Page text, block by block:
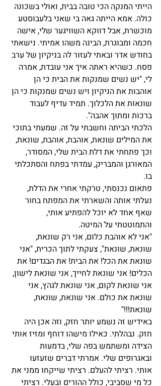
הייתי המנקה הכי טובה בבית, ואולי בשכונה
כולה. אמא הייתה גאה בי שאני בלעבוסטע
מוכשרת, אבל דווקא השוויגער שלי, אישה
חכמה ומבוגרת, הבינה משהו אמיתי. נישאתי
בחודש אדר ובאתי לעזור לה בניקיון של ערב
פסח. כשהיא ראתה איך אני עובדת, אמרה
לי, "יש נשים שמנקות את הבית כי הן
אוהבות את הניקיון ויש נשים שמנקות כי הן
שונאות את הלכלוך. תמיד עדיף לעבוד
ברכות ומתוך אהבה".
הלכתי הביתה וחשבתי על זה. שמעתי בתוכי
את המילים שונאת, אוהבת, אוהבת, שונאת,
וכך פתחתי את דלת הבית שלי, המסודר,
המאורגן והמבריק, עמדתי בפתח והסתכלתי
בו.
פתאום נכנסתי, טרקתי אחרי את הדלת,
נעלתי אותה והשארתי את המפתח בחור
שאף אחד לא יוכל להפתיע אותי,
והתמוטטתי על המיטה.
"אני לא אוהבת כלום, אני רק שונאת,
שונאת, שונאת", צעקתי לתוך הכרית, "אני
שונאת את הכל! את הבית! את הבגדים! את
הכלים! אני שונאת לחייך, אני שונאת לישון,
אני שונאת לקום, אני שונאת לגהץ, אני
שונאת את כולם. אני שונאת, שונאת,
שונאת!!!"
באידיש זה נשמע יותר חזק, וזה אכן היה
חזק. נבהלתי. כאילו מישהו דוחף ומזיז אותי
הצידה ומשתמש בפה שלי, בדמעות
ובאגרופים שלי. אמרתי דברים שזעזעו
אותי. רציתי להעלם. רציתי שייקחו ממני את
כל מי שסביבי, כולל ההורים ובעלי. רציתי